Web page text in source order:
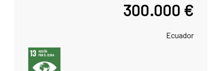
300.000 €
Ecuador